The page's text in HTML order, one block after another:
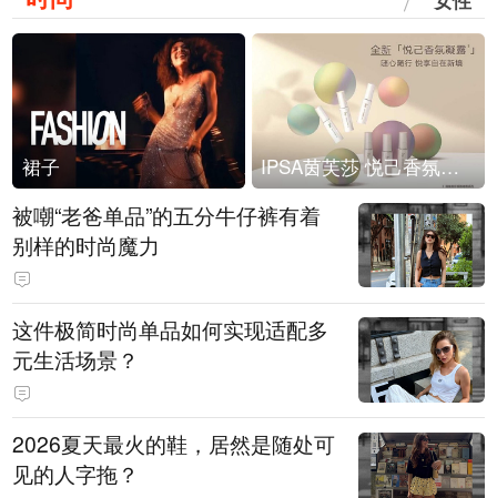
裙子 IPSA茵芙莎 悦己香氛凝露上市
被嘲“老爸单品”的五分牛仔裤有着
别样的时尚魔力
这件极简时尚单品如何实现适配多
元生活场景？
2026夏天最火的鞋，居然是随处可
见的人字拖？